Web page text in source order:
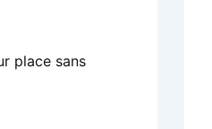
place sans